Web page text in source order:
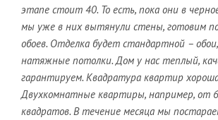
этапе стоит 40. То есть, пока они в
мы уже в них вытянули стены, готовим
обоев. Отделка будет стандартной –
натяжные потолки. Дом у нас теплый,
гарантируем. Квадратура квартир
Двухкомнатные квартиры, например, от
квадратов. В течение месяца мы